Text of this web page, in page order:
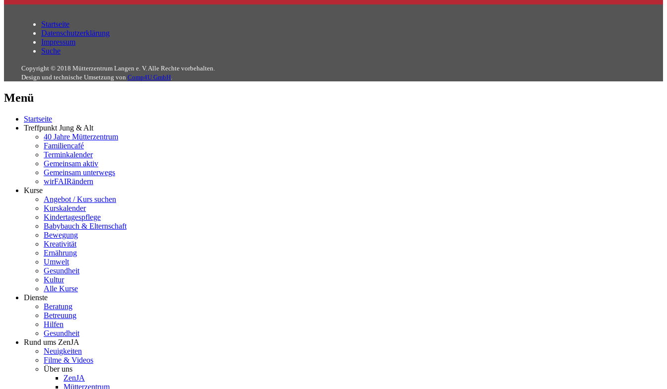
Startseite
Datenschutzerklärung
Impressum
Suche
Copyright © 2018 Mütterzentrum Langen e. V. Alle Rechte vorbehalten.
Design und technische Umsetzung von Comp4U GmbH.
Menü
Startseite
Treffpunkt Jung & Alt
40 Jahre Mütterzentrum
Familiencafé
Terminkalender
Gemeinsam aktiv
Gemeinsam unterwegs
wirFAIRändern
Kurse
Angebot / Kurs suchen
Kurskalender
Kindertagespflege
Babybauch & Elternschaft
Bewegung
Kreativität
Ernährung
Umwelt
Gesundheit
Kultur
Alle Kurse
Dienste
Beratung
Betreuung
Hilfen
Gesundheit
Rund ums ZenJA
Neuigkeiten
Filme & Videos
Über uns
ZenJA
Mütterzentrum